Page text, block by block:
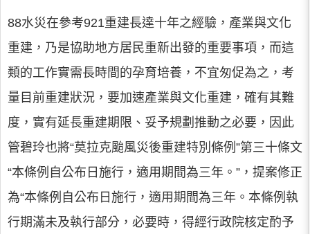
88水災在參考921重建長達十年之經驗，產業與文化
重建，乃是協助地方居民重新出發的重要事項，而這
類的工作實需長時間的孕育培養，不宜匆促為之，考
量目前重建狀況，要加速產業與文化重建，確有其難
度，實有延長重建期限、妥予規劃推動之必要，因此
管碧玲也將“莫拉克颱風災後重建特別條例”第三十條文
“本條例自公布日施行，適用期間為三年。”，提案修正
為“本條例自公布日施行，適用期間為三年。本條例執
行期滿未及執行部分，必要時，得經行政院核定酌予